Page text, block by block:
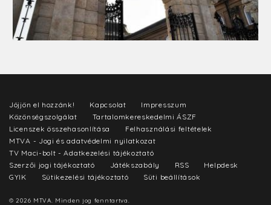
Jöjjön el hozzánk! Kapcsolat
Impresszum
Közönségszolgálat
Tartalomkereskedelmi ÁSZF
Licenszek összehasonlítása
Felhasználási feltételek
MTVA - Jogi és adatvédelmi nyilatkozat
TV Maci-bolt - Adatkezelési tájékoztató
Szerzői jogi tájékoztató
Játékszabály RSS
Helpdesk
GYIK
Sütikezelési tájékoztató Süti beállítások
© 2026 MTVA. Minden jog fenntartva.